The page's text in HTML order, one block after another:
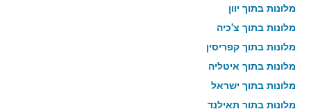
מלונות בתוך יוון
מלונות בתוך צ'כיה
מלונות בתוך קפריסין
מלונות בתוך איטליה
מלונות בתוך ישראל
מלונות בתוך תאילנד